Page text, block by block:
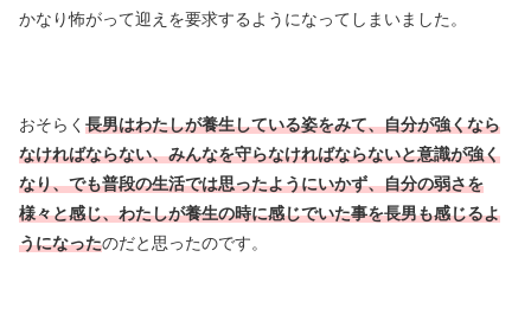
かなり怖がって迎えを要求するようになってしまいました。
おそらく 長男はわたしが養生している姿をみて、自分が強くなら
なければならない、みんなを守らなければならないと意識が強く
なり、でも普段の生活では思ったようにいかず、自分の弱さを
様々と感じ、わたしが養生の時に感じでいた事を長男も感じるよ
うになったのだと思ったのです。